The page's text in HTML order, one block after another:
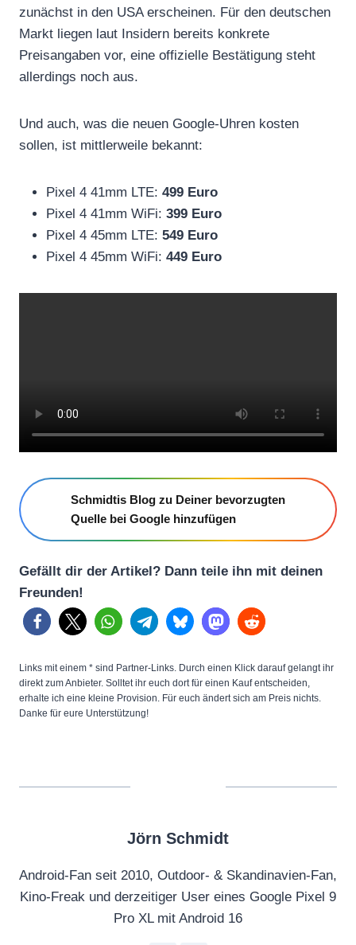
zunächst in den USA erscheinen. Für den deutschen
Markt liegen laut Insidern bereits konkrete
Preisangaben vor, eine offizielle Bestätigung steht
allerdings noch aus.
Und auch, was die neuen Google-Uhren kosten
sollen, ist mittlerweile bekannt:
Pixel 4 41mm LTE: 499 Euro
Pixel 4 41mm WiFi: 399 Euro
Pixel 4 45mm LTE: 549 Euro
Pixel 4 45mm WiFi: 449 Euro
Schmidtis Blog zu Deiner bevorzugten
Quelle bei Google hinzufügen
Gefällt dir der Artikel? Dann teile ihn mit deinen
Freunden!
Links mit einem * sind Partner-Links. Durch einen Klick darauf gelangt ihr
direkt zum Anbieter. Solltet ihr euch dort für einen Kauf entscheiden,
erhalte ich eine kleine Provision. Für euch ändert sich am Preis nichts.
Danke für eure Unterstützung!
Jörn Schmidt
Android-Fan seit 2010, Outdoor- & Skandinavien-Fan,
Kino-Freak und derzeitiger User eines Google Pixel 9
Pro XL mit Android 16